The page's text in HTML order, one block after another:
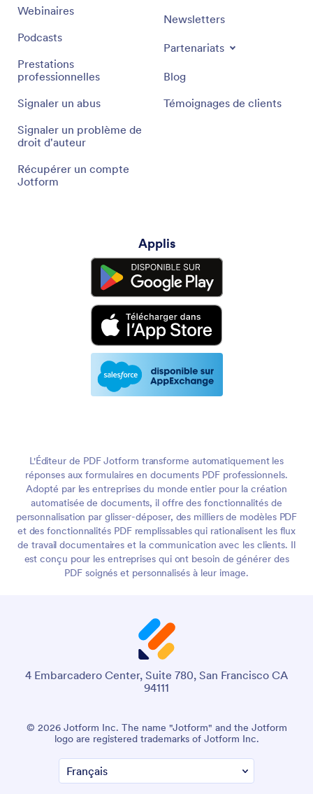
Webinaires
Podcasts
Prestations
professionnelles
Signaler un abus
Signaler un problème de
droit d'auteur
Récupérer un compte
Jotform
Newsletters
Partenariats
Blog
Témoignages de clients
Applis
L'Éditeur de PDF Jotform transforme automatiquement les
réponses aux formulaires en documents PDF professionnels.
Adopté par les entreprises du monde entier pour la création
automatisée de documents, il offre des fonctionnalités de
personnalisation par glisser-déposer, des milliers de modèles PDF
et des fonctionnalités PDF remplissables qui rationalisent les flux
de travail documentaires et la communication avec les clients. Il
est conçu pour les entreprises qui ont besoin de générer des
PDF soignés et personnalisés à leur image.
4 Embarcadero Center, Suite 780, San Francisco CA
94111
© 2026 Jotform Inc. The name "Jotform" and the Jotform
logo are registered trademarks of Jotform Inc.